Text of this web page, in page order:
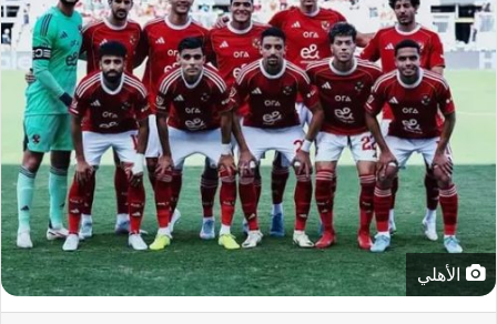
الأهلي